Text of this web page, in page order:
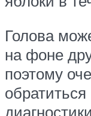
Голова
на фоне
поэтому